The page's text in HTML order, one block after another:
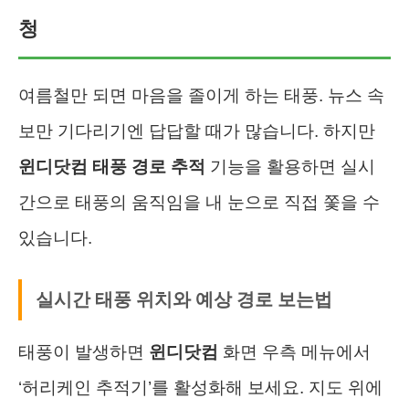
청
여름철만 되면 마음을 졸이게 하는 태풍. 뉴스 속
보만 기다리기엔 답답할 때가 많습니다. 하지만
윈디닷컴 태풍 경로 추적 기능을 활용하면 실시
간으로 태풍의 움직임을 내 눈으로 직접 쫓을 수
있습니다.
실시간 태풍 위치와 예상 경로 보는법
태풍이 발생하면 윈디닷컴 화면 우측 메뉴에서
‘허리케인 추적기’를 활성화해 보세요. 지도 위에